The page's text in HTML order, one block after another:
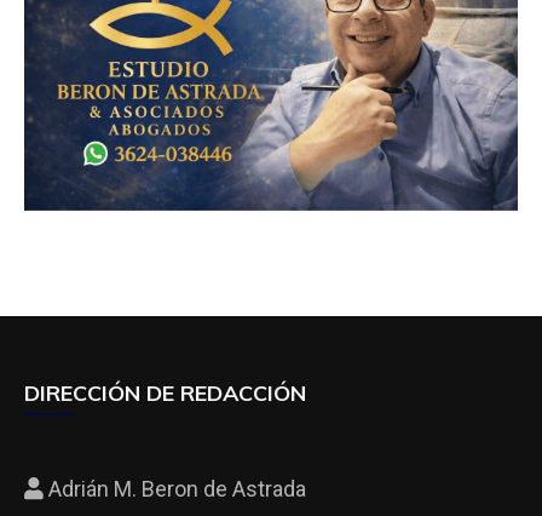
DIRECCIÓN DE REDACCIÓN
Adrián M. Beron de Astrada